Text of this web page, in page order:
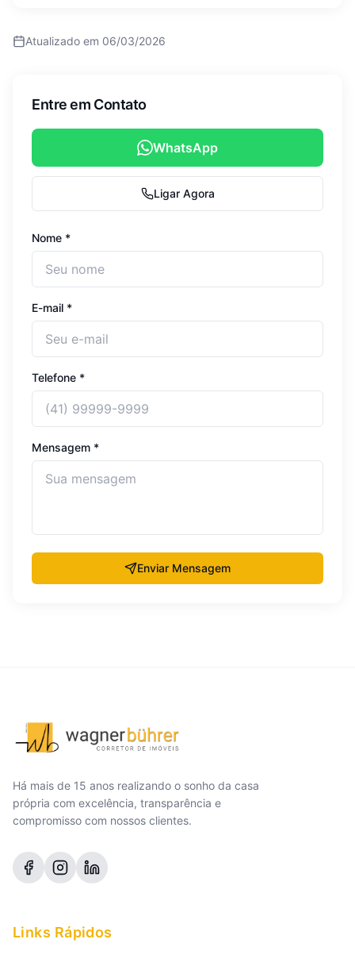
Atualizado em 06/03/2026
Entre em Contato
WhatsApp
Ligar Agora
Nome *
E-mail *
Telefone *
Mensagem *
Enviar Mensagem
Há mais de 15 anos realizando o sonho da casa
própria com excelência, transparência e
compromisso com nossos clientes.
Links Rápidos